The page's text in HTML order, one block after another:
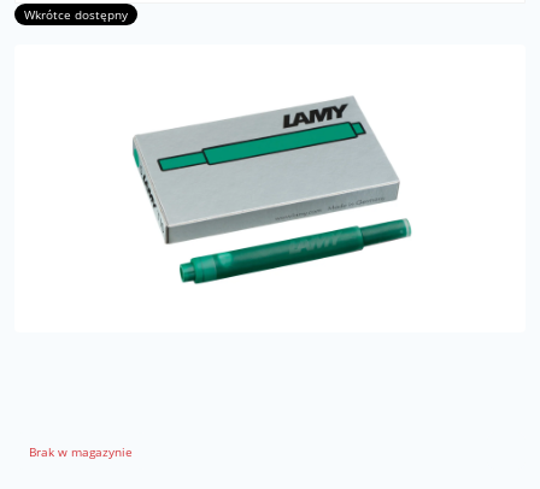
Wkrótce dostępny
Brak w magazynie